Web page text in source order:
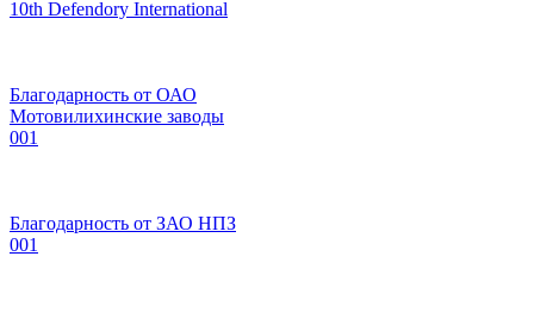
10th Defendory International
Благодарность от ОАО
Мотовилихинские заводы
001
Благодарность от ЗАО НПЗ
001